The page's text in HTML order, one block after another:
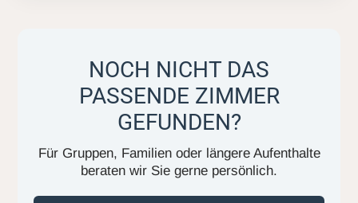
NOCH NICHT DAS
PASSENDE ZIMMER
GEFUNDEN?
Für Gruppen, Familien oder längere Aufenthalte
beraten wir Sie gerne persönlich.